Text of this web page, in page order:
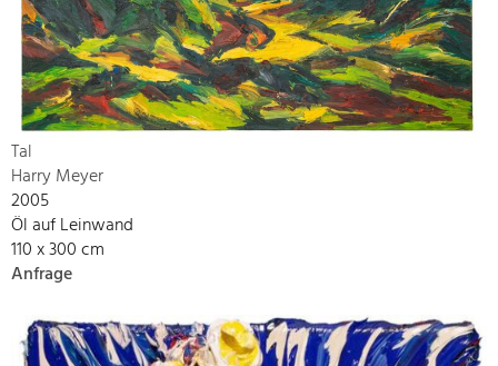
Tal
Harry Meyer
2005
Öl auf Leinwand
110 x 300 cm
Anfrage